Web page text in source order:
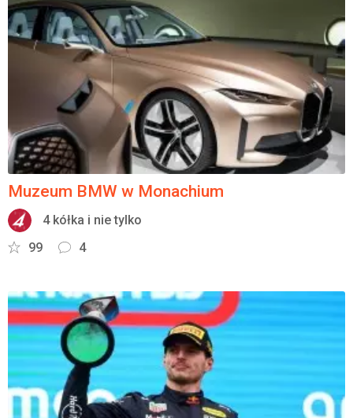
Muzeum BMW w Monachium
4 kółka i nie tylko
99
4